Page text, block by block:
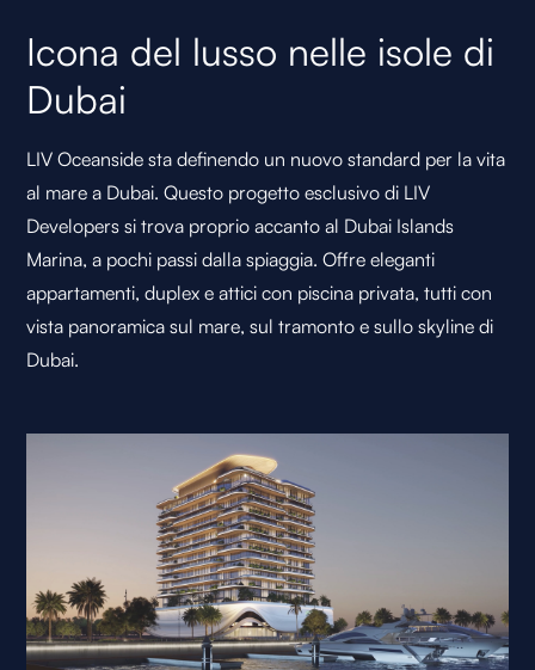
Icona del lusso nelle isole di
Dubai
LIV Oceanside sta definendo un nuovo standard per la vita
al mare a Dubai. Questo progetto esclusivo di LIV
Developers si trova proprio accanto al Dubai Islands
Marina, a pochi passi dalla spiaggia. Offre eleganti
appartamenti, duplex e attici con piscina privata, tutti con
vista panoramica sul mare, sul tramonto e sullo skyline di
Dubai.